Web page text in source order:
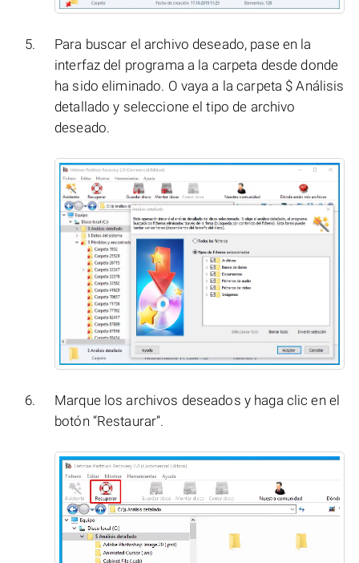
Para buscar el archivo deseado, pase en la
interfaz del programa a la carpeta desde donde
ha sido eliminado. O vaya a la carpeta $ Análisis
detallado y seleccione el tipo de archivo
deseado.
Marque los archivos deseados y haga clic en el
botón “Restaurar”.